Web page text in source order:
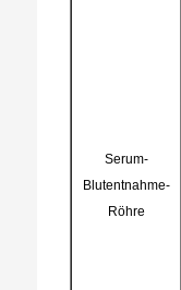
Serum-
Blutentnahme-
Röhre